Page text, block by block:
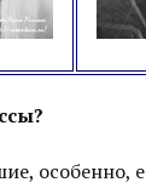
особенно,